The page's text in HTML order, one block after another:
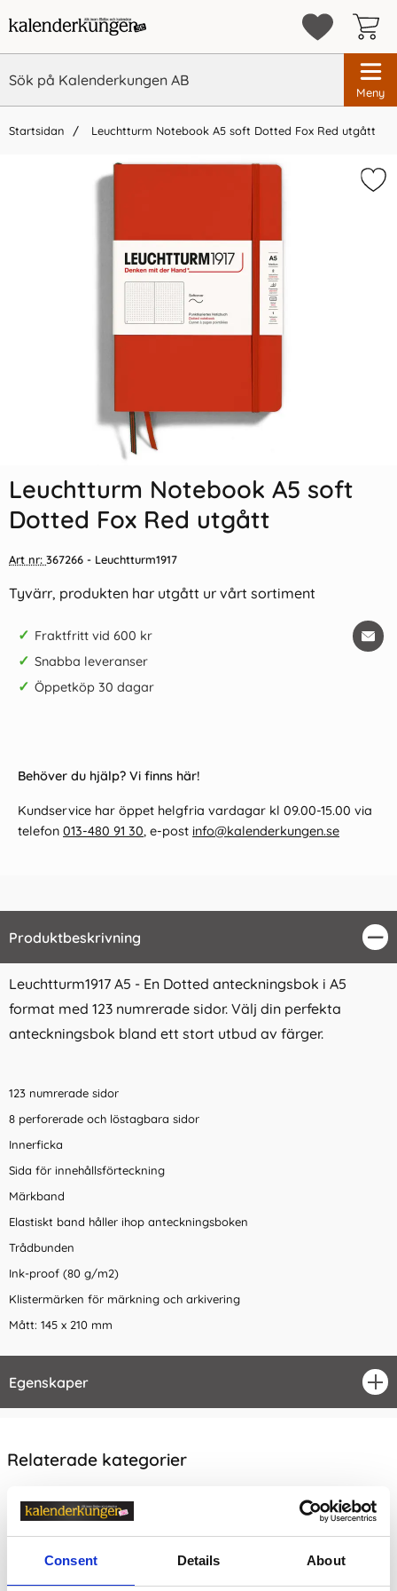
Consent Details About
Meny
Startsidan Leuchtturm Notebook A5 soft Dotted Fox Red utgått
Leuchtturm Notebook A5 soft
Dotted Fox Red utgått
Art nr: 367266 - Leuchtturm1917
Tyvärr, produkten har utgått ur vårt sortiment
✓ Fraktfritt vid 600 kr
✓ Snabba leveranser
✓ Öppetköp 30 dagar
Behöver du hjälp? Vi finns här!
Kundservice har öppet helgfria vardagar kl 09.00-15.00 via
telefon 013-480 91 30, e-post info@kalenderkungen.se
Produktbeskrivning
Leuchtturm1917 A5 - En Dotted anteckningsbok i A5
format med 123 numrerade sidor. Välj din perfekta
anteckningsbok bland ett stort utbud av färger.
123 numrerade sidor
8 perforerade och löstagbara sidor
Innerficka
Sida för innehållsförteckning
Märkband
Elastiskt band håller ihop anteckningsboken
Trådbunden
Ink-proof (80 g/m2)
Klistermärken för märkning och arkivering
Mått: 145 x 210 mm
Egenskaper
Relaterade kategorier
Anteckningsböcker & Anteckningsblock